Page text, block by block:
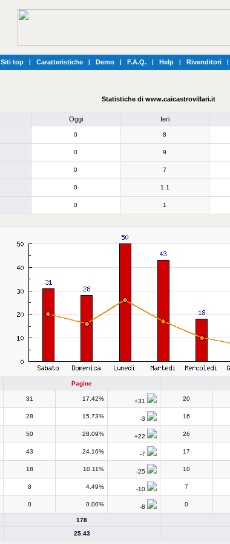
Siti top | Caratteristiche | Demo | F.A.Q. | Help | Rivenditori |
Statistiche di www.caicastrovillari.it
Oggi Ieri
0 8
0 9
0 7
0 1.1
0 1
Pagine
31 17.42% +31 20
28 15.73% -3 16
50 28.09% +22 26
43 24.16% -7 17
18 10.11% -25 10
8 4.49% -10 7
0 0.00% -8 0
178
25.43